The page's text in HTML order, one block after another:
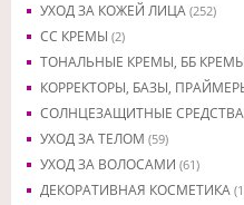
УХОД ЗА КОЖЕЙ ЛИЦА (252)
CC КРЕМЫ (2)
ТОНАЛЬНЫЕ КРЕМЫ, ББ КРЕМЫ
КОРРЕКТОРЫ, БАЗЫ,
СОЛНЦЕЗАЩИТНЫЕ СРЕДСТВА
УХОД ЗА ТЕЛОМ (59)
УХОД ЗА ВОЛОСАМИ (61)
ДЕКОРАТИВНАЯ КОСМЕТИКА